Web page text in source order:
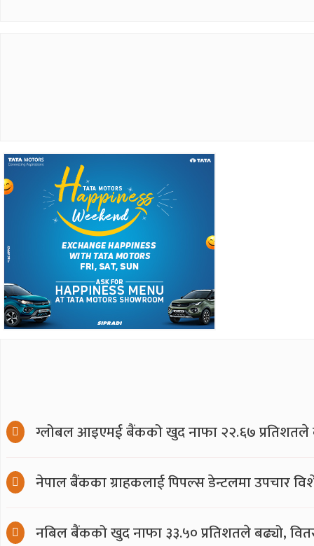
ग्लोबल आइएमई बैंकको खुद नाफा २२.६७ प्रतिशतले
नेपाल बैंकका ग्राहकलाई पिपल्स डेन्टलमा उपचार
नबिल बैंकको खुद नाफा ३३.५० प्रतिशतले बढ्यो,